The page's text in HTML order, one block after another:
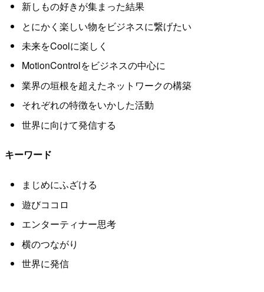
新しもの好きが集まった結果
とにかく楽しい物をビジネスに繋げたい
未来をCoolに楽しく
MotionControlをビジネスの中心に
業界の垣根を超えたネットワークの構築
それぞれの特徴をいかした活動
世界に向けて発信する
キーワード
まじめにふざける
遊びココロ
エンターティナー思考
横のつながり
世界に発信